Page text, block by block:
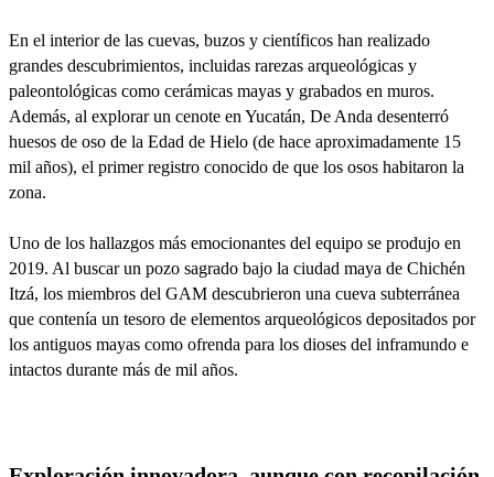
En el interior de las cuevas, buzos y científicos han realizado
grandes descubrimientos, incluidas rarezas arqueológicas y
paleontológicas como cerámicas mayas y grabados en muros.
Además, al explorar un cenote en Yucatán, De Anda desenterró
huesos de oso de la Edad de Hielo (de hace aproximadamente 15
mil años), el primer registro conocido de que los osos habitaron la
zona.
Uno de los hallazgos más emocionantes del equipo se produjo en
2019. Al buscar un pozo sagrado bajo la ciudad maya de Chichén
Itzá, los miembros del GAM descubrieron una cueva subterránea
que contenía un tesoro de elementos arqueológicos depositados por
los antiguos mayas como ofrenda para los dioses del inframundo e
intactos durante más de mil años.